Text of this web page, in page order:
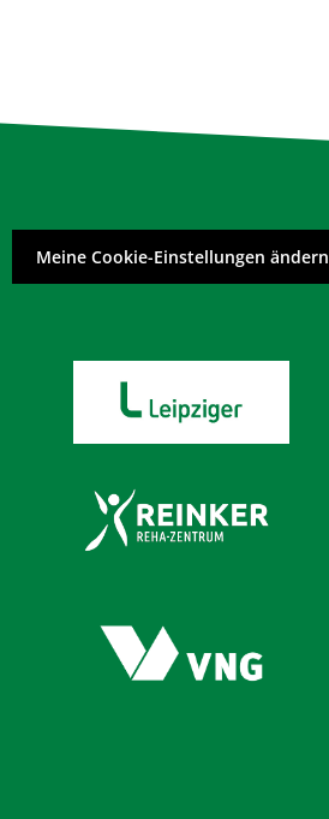
Meine Cookie-Einstellungen ändern